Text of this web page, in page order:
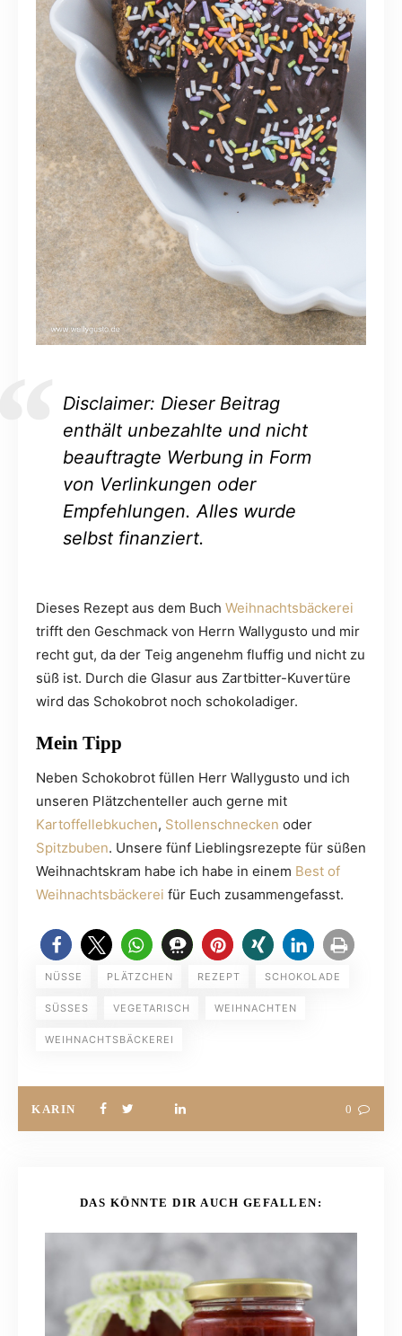
Disclaimer: Dieser Beitrag
enthält unbezahlte und nicht
beauftragte Werbung in Form
von Verlinkungen oder
Empfehlungen. Alles wurde
selbst finanziert.
Dieses Rezept aus dem Buch Weihnachtsbäckerei
trifft den Geschmack von Herrn Wallygusto und mir
recht gut, da der Teig angenehm fluffig und nicht zu
süß ist. Durch die Glasur aus Zartbitter-Kuvertüre
wird das Schokobrot noch schokoladiger.
Mein Tipp
Neben Schokobrot füllen Herr Wallygusto und ich
unseren Plätzchenteller auch gerne mit
Kartoffellebkuchen, Stollenschnecken oder
Spitzbuben. Unsere fünf Lieblingsrezepte für süßen
Weihnachtskram habe ich habe in einem Best of
Weihnachtsbäckerei für Euch zusammengefasst.
NÜSSE PLÄTZCHEN REZEPT SCHOKOLADE
SÜSSES VEGETARISCH WEIHNACHTEN
WEIHNACHTSBÄCKEREI
KARIN 0
DAS KÖNNTE DIR AUCH GEFALLEN: